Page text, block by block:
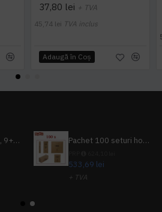
37,80 lei + TVA
45,74 lei TVA inclus
Adaugă în Coş
Pachet 10 halate, 9+1 gratuit Pachet 100 seturi hoteliere, set dentar, set barbierit, casca de dus, pila unghii, set cusut
533,69 lei
+ TVA